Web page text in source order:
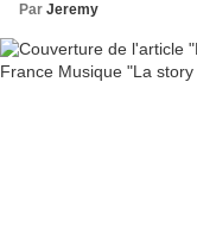
Par Jeremy